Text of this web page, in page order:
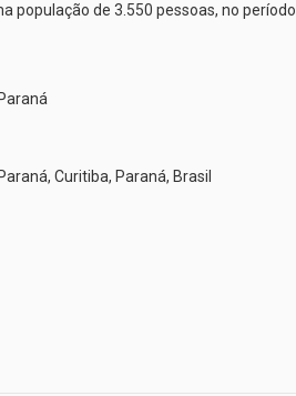
população de 3.550 pessoas, no
Curitiba, Paraná, Brasil